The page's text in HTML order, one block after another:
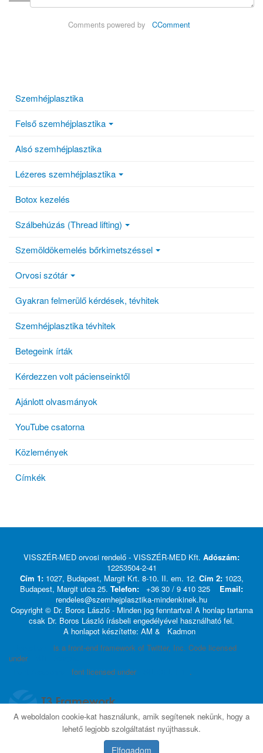
Comments powered by CComment
Szemhéjplasztika
Felső szemhéjplasztika
Alsó szemhéjplasztika
Lézeres szemhéjplasztika
Botox kezelés
Szálbehúzás (Thread lifting)
Szemöldökemelés bőrkimetszéssel
Orvosi szótár
Gyakran felmerülő kérdések, tévhitek
Szemhéjplasztika tévhitek
Betegeink írták
Kérdezzen volt pácienseinktől
Ajánlott olvasmányok
YouTube csatorna
Közlemények
Címkék
VISSZÉR-MED orvosi rendelő - VISSZÉR-MED Kft. Adószám:
12253504-2-41
Cím 1:1027, Budapest, Margit Krt. 8-10. II. em. 12. Cím 2:1023,
Budapest, Margit utca 25. Telefon: +36 30 / 9 410 325
Email:
rendeles@szemhejplasztika-mindenkinek.hu
Copyright © Dr. Boros László - Minden jog fenntartva! A honlap tartama
csak Dr. Boros László írásbeli engedélyével használható fel.
A honlapot készítette: AM &
Kadmon
is a front-end framework of Twitter, Inc. Code licensed
under
font licensed under .
A weboldalon cookie-kat használunk, amik segítenek nekünk, hogy a
lehető legjobb szolgáltatást nyújthassuk.
Elfogadom